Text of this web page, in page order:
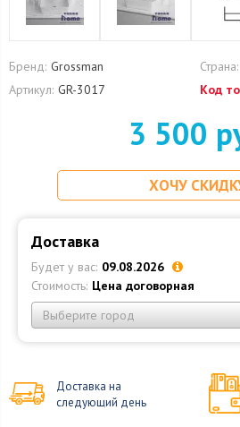
Бренд: Grossman Страна:
Артикул: GR-3017 Код
3 500
ХОЧУ
Доставка
Будет у вас: 09.08.2026
Стоимость: Цена договорная
Выберите город
Доставка на
следующий день